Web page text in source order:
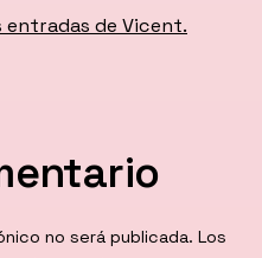
entradas de Vicent.
no será publicada. Los